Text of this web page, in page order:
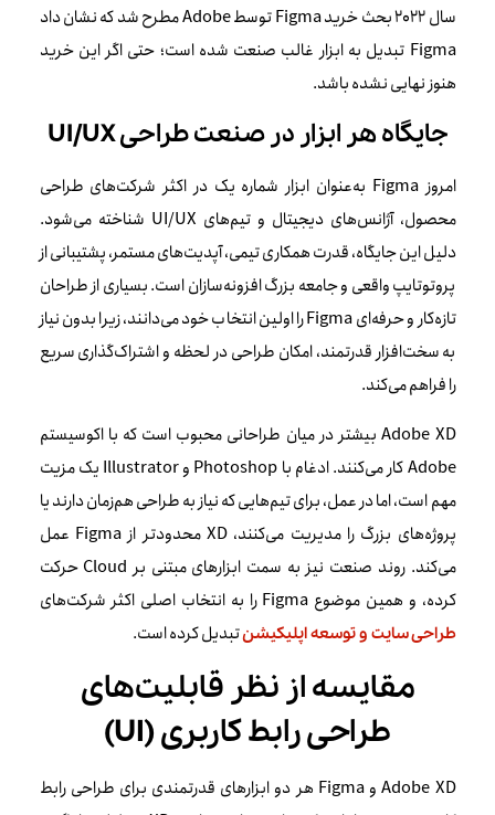
سال 2022 بحث خرید Figma توسط Adobe مطرح شد که نشان داد
Figma تبدیل به ابزار غالب صنعت شده است؛ حتی اگر این خرید
هنوز نهایی نشده باشد.
جایگاه هر ابزار در صنعت طراحی UI/UX
امروز Figma به‌عنوان ابزار شماره یک در اکثر شرکت‌های طراحی
محصول، آژانس‌های دیجیتال و تیم‌های UI/UX شناخته می‌شود.
دلیل این جایگاه، قدرت همکاری تیمی، آپدیت‌های مستمر، پشتیبانی از
پروتوتایپ واقعی و جامعه بزرگ افزونه‌سازان است. بسیاری از طراحان
تازه‌کار و حرفه‌ای Figma را اولین انتخاب خود می‌دانند، زیرا بدون نیاز
به سخت‌افزار قدرتمند، امکان طراحی در لحظه و اشتراک‌گذاری سریع
را فراهم می‌کند.
Adobe XD بیشتر در میان طراحانی محبوب است که با اکوسیستم
Adobe کار می‌کنند. ادغام با Photoshop و Illustrator یک مزیت
مهم است، اما در عمل، برای تیم‌هایی که نیاز به طراحی هم‌زمان دارند یا
پروژه‌های بزرگ را مدیریت می‌کنند، XD محدودتر از Figma عمل
می‌کند. روند صنعت نیز به سمت ابزارهای مبتنی بر Cloud حرکت
کرده، و همین موضوع Figma را به انتخاب اصلی اکثر شرکت‌های
طراحی سایت و توسعه اپلیکیشنتبدیل کرده است.
مقایسه از نظر قابلیت‌های
طراحی رابط کاربری (UI)
Adobe XD و Figma هر دو ابزارهای قدرتمندی برای طراحی رابط